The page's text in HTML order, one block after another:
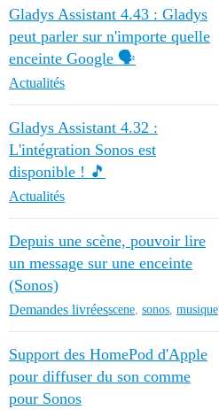
Gladys Assistant 4.43 : Gladys
peut parler sur n'importe quelle
enceinte Google 🗣️
Actualités
Gladys Assistant 4.32 :
L'intégration Sonos est
disponible ! 🎵
Actualités
Depuis une scène, pouvoir lire
un message sur une enceinte
(Sonos)
Demandes livréesscene, sonos, musique
Support des HomePod d'Apple
pour diffuser du son comme
pour Sonos